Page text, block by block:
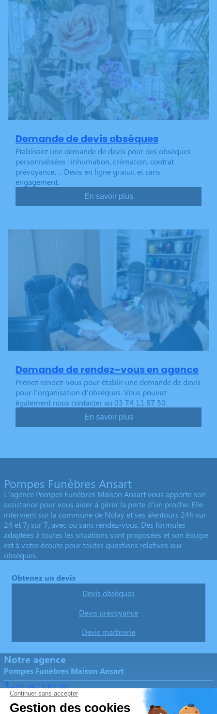
Demande de devis obsèques
Établissez une demande de devis pour des obsèques
personnalisées : inhumation, crémation, contrat
prévoyance… Devis en ligne gratuit et sans
engagement.
En savoir plus
Demande de rendez-vous en agence
Prenez rendez-vous pour établir une demande de devis
pour l’organisation d’obsèques. Vous pouvez
également nous contacter au 03 74 11 87 50
En savoir plus
Pompes Funèbres Ansart
L’agence Pompes Funèbres Maison Ansart vous apporte son
assistance pour vous aider à gérer la perte d’un proche. Elle
intervient sur la commune de Nolay et ses alentours 24h sur
24 et 7j sur 7, avec ou sans rendez-vous. Des formules
adaptées à toutes les situations sont proposées et son équipe
est à votre écoute pour toutes questions relatives aux
obsèques.
Obtenez un devis
Devis obsèques
Devis prévoyance
Devis marbrerie
Notre agence
Pompes Funèbres Maison Ansart
03 74 11 87 50
maison.ansart@orange.fr
27, Rue de la République – 21340 – Nolay